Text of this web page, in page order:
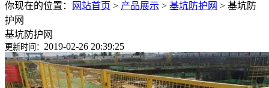
你现在的位置： 网站首页 > 产品展示 > 基坑防护网 > 基坑防
护网
基坑防护网
更新时间： 2019-02-26 20:39:25